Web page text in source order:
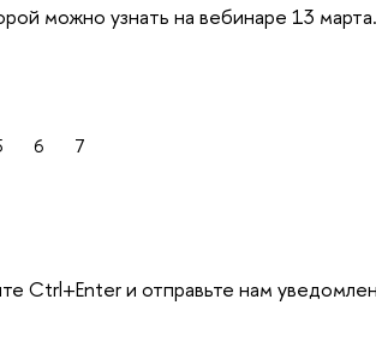
можно узнать на вебинаре 13 марта.
6 7
Ctrl+Enter и отправьте нам